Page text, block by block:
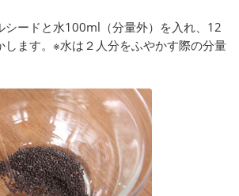
シードと水100ml（分量外）を入れ、12
します。※水は２人分をふやかす際の分量